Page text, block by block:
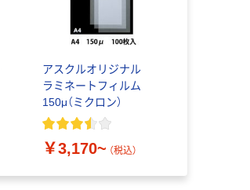
アスクルオリジナル
ラミネートフィルム
150μ（ミクロン）
￥3,170~ （税込）